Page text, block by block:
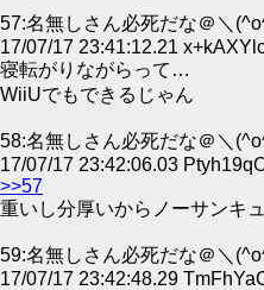
57:名無しさん必死だな＠＼
17/07/17 23:41:12.21
寝転がりながらって…
WiiUでもできるじゃん
58:名無しさん必死だな＠＼
17/07/17 23:42:06.03
>>57
重いし分厚いからノーサンキ
59:名無しさん必死だな＠＼
17/07/17 23:42:48.29